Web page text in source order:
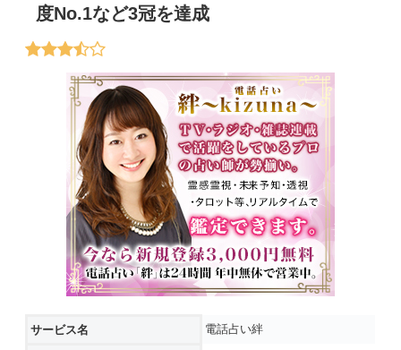
度No.1など3冠を達成
サービス名 電話占い絆